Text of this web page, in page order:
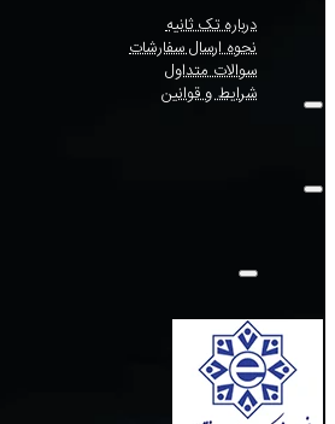
درباره تک ثانیه
نحوه ارسال سفارشات
سوالات متداول
شرایط و قوانین